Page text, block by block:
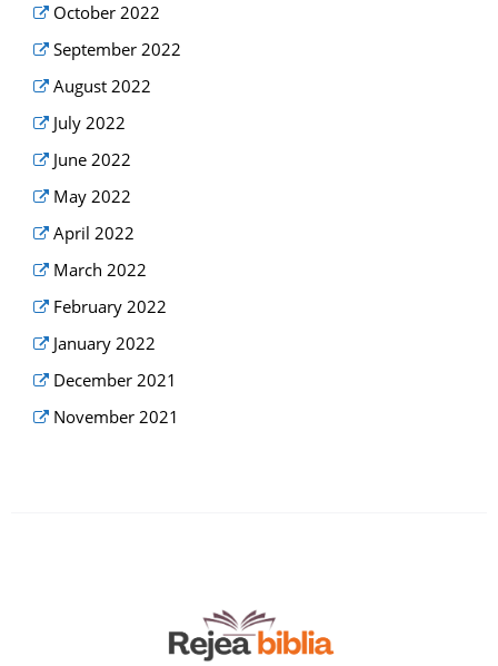
October 2022
September 2022
August 2022
July 2022
June 2022
May 2022
April 2022
March 2022
February 2022
January 2022
December 2021
November 2021